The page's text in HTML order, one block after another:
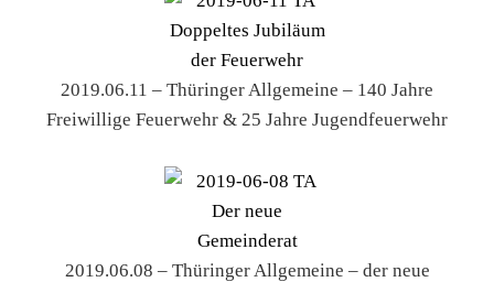
2019.06.11 – Thüringer Allgemeine – 140 Jahre
Freiwillige Feuerwehr & 25 Jahre Jugendfeuerwehr
2019.06.08 – Thüringer Allgemeine – der neue